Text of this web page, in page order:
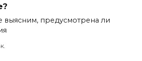
выясним, предусмотрена ли